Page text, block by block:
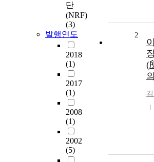
단
(NRF)
(3)
발행연도
2018
(1)
2017
(1)
2008
(1)
2002
(5)
2
(